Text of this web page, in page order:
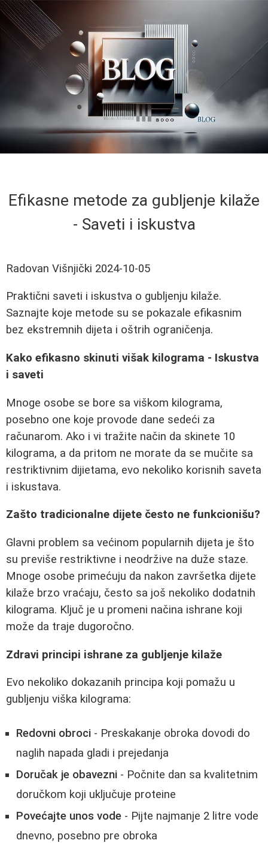
Efikasne metode za gubljenje kilaže
- Saveti i iskustva
Radovan Višnjički 2024-10-05
Praktični saveti i iskustva o gubljenju kilaže.
Saznajte koje metode su se pokazale efikasnim
bez ekstremnih dijeta i oštrih ograničenja.
Kako efikasno skinuti višak kilograma - Iskustva
i saveti
Mnoge osobe se bore sa viškom kilograma,
posebno one koje provode dane sedeći za
računarom. Ako i vi tražite način da skinete 10
kilograma, a da pritom ne morate da se mučite sa
restriktivnim dijietama, evo nekoliko korisnih saveta
i iskustava.
Zašto tradicionalne dijete često ne funkcionišu?
Glavni problem sa većinom popularnih dijeta je što
su previše restriktivne i neodržive na duže staze.
Mnoge osobe primećuju da nakon završetka dijete
kilaže brzo vraćaju, često sa još nekoliko dodatnih
kilograma. Ključ je u promeni načina ishrane koji
može da traje dugoročno.
Zdravi principi ishrane za gubljenje kilaže
Evo nekoliko dokazanih principa koji pomažu u
gubljenju viška kilograma:
Redovni obroci - Preskakanje obroka dovodi do
naglih napada gladi i prejedanja
Doručak je obavezni - Počnite dan sa kvalitetnim
doručkom koji uključuje proteine
Povećajte unos vode - Pijte najmanje 2 litre vode
dnevno, posebno pre obroka